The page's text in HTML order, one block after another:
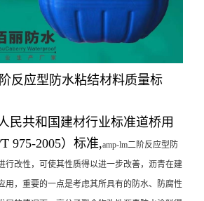
反应型防水粘结材料质量标
民共和国建材行业标准道桥用
975-2005）标准,amp-lm二阶反应型防
行改性，可使其性质得以进一步改善，沥青在建
用，重要的一点是考虑其所具有的防水、防腐性